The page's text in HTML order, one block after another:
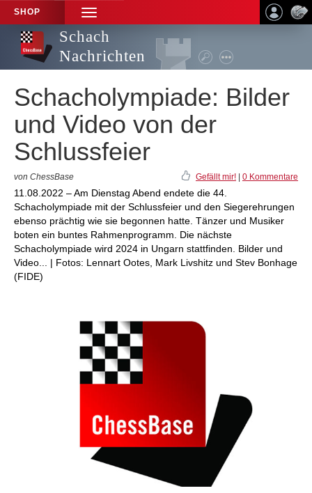
SHOP
TOGGLE
NAVIGATION
Schach
Nachrichten
Schacholympiade: Bilder
und Video von der
Schlussfeier
von ChessBase Gefällt mir! 0 Kommentare
11.08.2022 – Am Dienstag Abend endete die 44.
Schacholympiade mit der Schlussfeier und den Siegerehrungen
ebenso prächtig wie sie begonnen hatte. Tänzer und Musiker
boten ein buntes Rahmenprogramm. Die nächste
Schacholympiade wird 2024 in Ungarn stattfinden. Bilder und
Video... | Fotos: Lennart Ootes, Mark Livshitz und Stev Bonhage
(FIDE)